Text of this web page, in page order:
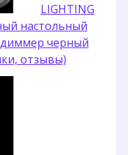
LIGHTING
настольный
диммер черный
отзывы)